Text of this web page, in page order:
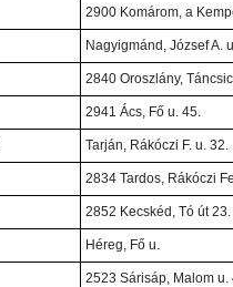
2900 Komárom, a
Nagyigmánd, József A.
2840 Oroszlány,
2941 Ács, Fő u. 45.
Tarján, Rákóczi F. u. 32.
2834 Tardos, Rákóczi
2852 Kecskéd, Tó út 23.
Héreg, Fő u.
2523 Sárisáp, Malom u.